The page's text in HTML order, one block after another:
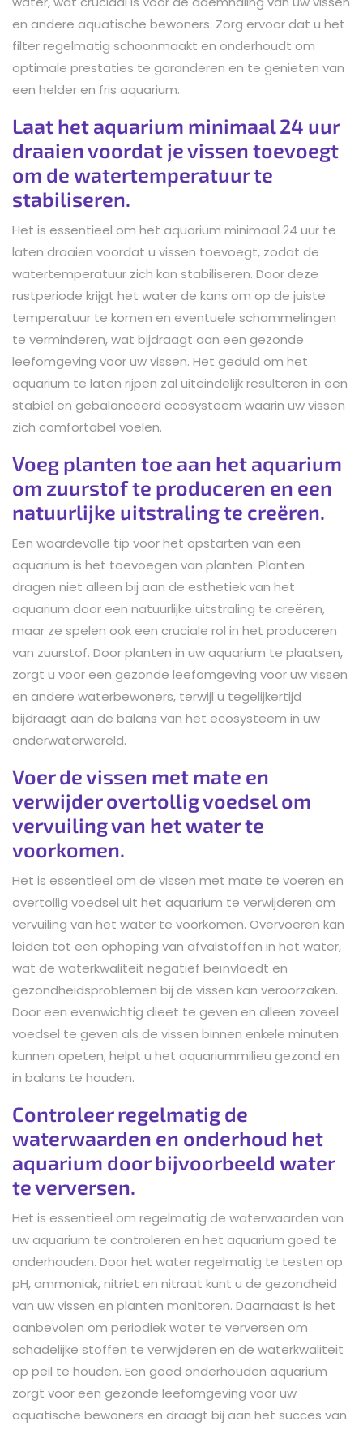
en andere aquatische bewoners. Zorg ervoor dat u het
filter regelmatig schoonmaakt en onderhoudt om
optimale prestaties te garanderen en te genieten van
een helder en fris aquarium.
Laat het aquarium minimaal 24 uur
draaien voordat je vissen toevoegt
om de watertemperatuur te
stabiliseren.
Het is essentieel om het aquarium minimaal 24 uur te
laten draaien voordat u vissen toevoegt, zodat de
watertemperatuur zich kan stabiliseren. Door deze
rustperiode krijgt het water de kans om op de juiste
temperatuur te komen en eventuele schommelingen
te verminderen, wat bijdraagt aan een gezonde
leefomgeving voor uw vissen. Het geduld om het
aquarium te laten rijpen zal uiteindelijk resulteren in een
stabiel en gebalanceerd ecosysteem waarin uw vissen
zich comfortabel voelen.
Voeg planten toe aan het aquarium
om zuurstof te produceren en een
natuurlijke uitstraling te creëren.
Een waardevolle tip voor het opstarten van een
aquarium is het toevoegen van planten. Planten
dragen niet alleen bij aan de esthetiek van het
aquarium door een natuurlijke uitstraling te creëren,
maar ze spelen ook een cruciale rol in het produceren
van zuurstof. Door planten in uw aquarium te plaatsen,
zorgt u voor een gezonde leefomgeving voor uw vissen
en andere waterbewoners, terwijl u tegelijkertijd
bijdraagt aan de balans van het ecosysteem in uw
onderwaterwereld.
Voer de vissen met mate en
verwijder overtollig voedsel om
vervuiling van het water te
voorkomen.
Het is essentieel om de vissen met mate te voeren en
overtollig voedsel uit het aquarium te verwijderen om
vervuiling van het water te voorkomen. Overvoeren kan
leiden tot een ophoping van afvalstoffen in het water,
wat de waterkwaliteit negatief beïnvloedt en
gezondheidsproblemen bij de vissen kan veroorzaken.
Door een evenwichtig dieet te geven en alleen zoveel
voedsel te geven als de vissen binnen enkele minuten
kunnen opeten, helpt u het aquariummilieu gezond en
in balans te houden.
Controleer regelmatig de
waterwaarden en onderhoud het
aquarium door bijvoorbeeld water
te verversen.
Het is essentieel om regelmatig de waterwaarden van
uw aquarium te controleren en het aquarium goed te
onderhouden. Door het water regelmatig te testen op
pH, ammoniak, nitriet en nitraat kunt u de gezondheid
van uw vissen en planten monitoren. Daarnaast is het
aanbevolen om periodiek water te verversen om
schadelijke stoffen te verwijderen en de waterkwaliteit
op peil te houden. Een goed onderhouden aquarium
zorgt voor een gezonde leefomgeving voor uw
aquatische bewoners en draagt bij aan het succes van